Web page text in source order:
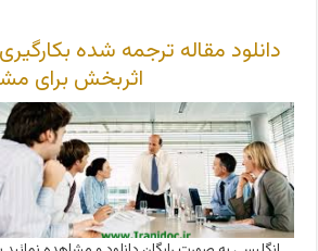
دانلود مقاله ترجمه شده
اثربخش برای